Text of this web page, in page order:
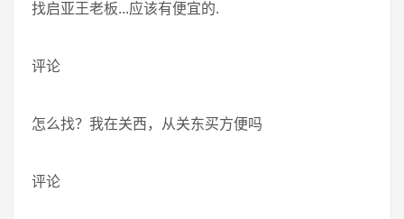
找启亚王老板...应该有便宜的.
评论
怎么找？我在关西，从关东买方便吗
评论